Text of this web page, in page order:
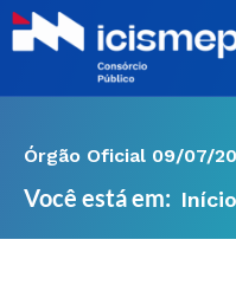
Ir
para
Órgão Oficial 09/07/
Você está em: Início